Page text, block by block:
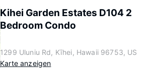
Kihei Garden Estates D104 2
Bedroom Condo
1299 Uluniu Rd, Kīhei, Hawaii 96753, US
Karte anzeigen